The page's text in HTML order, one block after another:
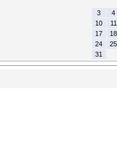
3
4
10
11
17
18
24
25
31